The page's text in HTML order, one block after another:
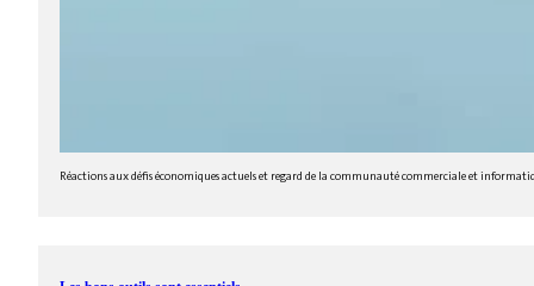
Réactions aux défis économiques actuels et regard de la communauté commerciale et